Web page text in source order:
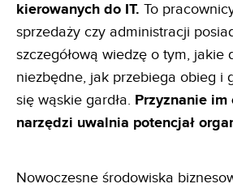
kierowanych do IT. To
sprzedaży czy administracji
szczegółową wiedzę o tym, jakie
niezbędne, jak przebiega obieg i
się wąskie gardła. Przyznanie
narzędzi uwalnia potencjał
Nowoczesne środowiska